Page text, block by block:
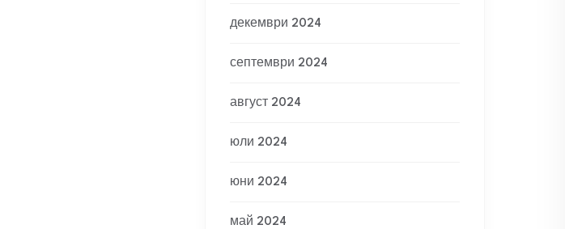
декември 2024
септември 2024
август 2024
юли 2024
юни 2024
май 2024